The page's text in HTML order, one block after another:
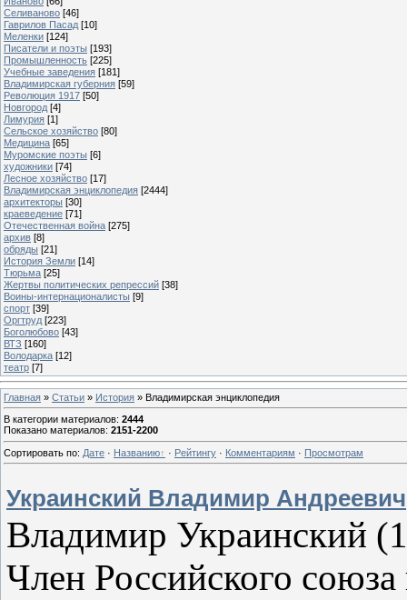
Селиваново [46]
Гаврилов Пасад [10]
Меленки [124]
Писатели и поэты [193]
Промышленность [225]
Учебные заведения [181]
Владимирская губерния [59]
Революция 1917 [50]
Новгород [4]
Лимурия [1]
Сельское хозяйство [80]
Медицина [65]
Муромские поэты [6]
художники [74]
Лесное хозяйство [17]
Владимирская энциклопедия [2444]
архитекторы [30]
краеведение [71]
Отечественная война [275]
архив [8]
обряды [21]
История Земли [14]
Тюрьма [25]
Жертвы политических репрессий [38]
Воины-интернационалисты [9]
спорт [39]
Оргтруд [223]
Боголюбово [43]
ВТЗ [160]
Володарка [12]
театр [7]
Главная » Статьи » История » Владимирская энциклопедия
В категории материалов: 2444
Показано материалов: 2151-2200
Сортировать по: Дате · Названию · Рейтингу · Комментариям · Просмотрам
Украинский Владимир Андреевич
Владимир Украинский
Член Российского союза